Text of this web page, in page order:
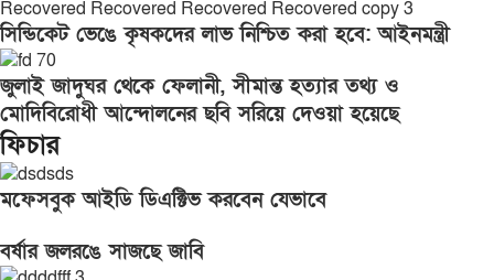
সিন্ডিকেট ভেঙে কৃষকদের লাভ নিশ্চিত করা হবে: আইনমন্ত্রী
জুলাই জাদুঘর থেকে ফেলানী, সীমান্ত হত্যার তথ্য ও
মোদিবিরোধী আন্দোলনের ছবি সরিয়ে দেওয়া হয়েছে
ফিচার
মফেসবুক আইডি ডিএক্টিভ করবেন যেভাবে
বর্ষার জলরঙে সাজছে জাবি